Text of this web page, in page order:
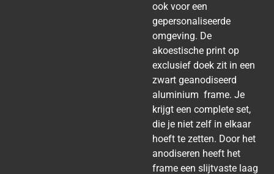
ook voor een
gepersonaliseerde
omgeving. De
akoestische print op
exclusief doek zit in een
zwart geanodiseerd
aluminium frame. Je
krijgt een complete set,
die je niet zelf in elkaar
hoeft te zetten. Door het
anodiseren heeft het
frame een slijtvaste laag